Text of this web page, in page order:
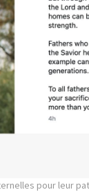
pour leur